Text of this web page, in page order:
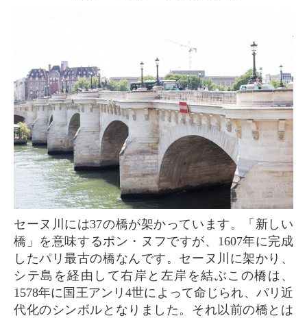
セーヌ川には37の橋が架かっています。「新しい
橋」を意味するポン・ヌフですが、1607年に完成
したパリ最古の橋なんです。セーヌ川に架かり、
シテ島を経由して右岸と左岸を結ぶこの橋は、
1578年に国王アンリ4世によって命じられ、パリ近
代化のシンボルとなりました。それ以前の橋とは